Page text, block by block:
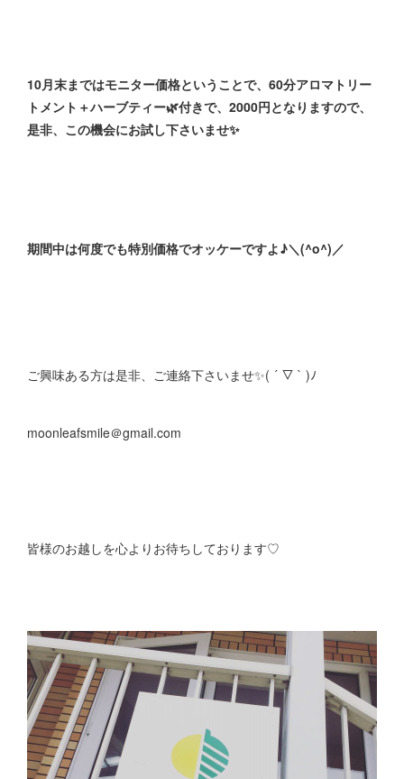
10月末まではモニター価格ということで、60分アロマトリー
トメント＋ハーブティー🌿付きで、2000円となりますので、
是非、この機会にお試し下さいませ✨
期間中は何度でも特別価格でオッケーですよ♪＼(^o^)／
ご興味ある方は是非、ご連絡下さいませ✨( ´ ▽ ` )ﾉ
moonleafsmile＠gmail.com
皆様のお越しを心よりお待ちしております♡